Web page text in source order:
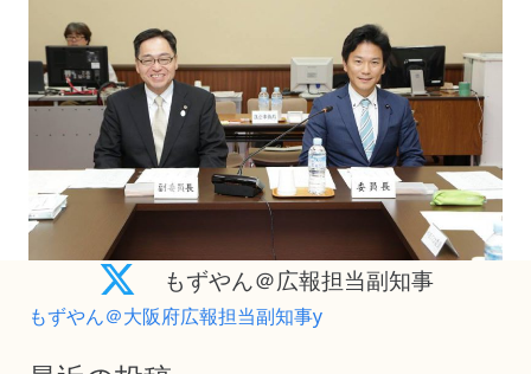
もずやん＠広報担当副知事
もずやん＠大阪府広報担当副知事y